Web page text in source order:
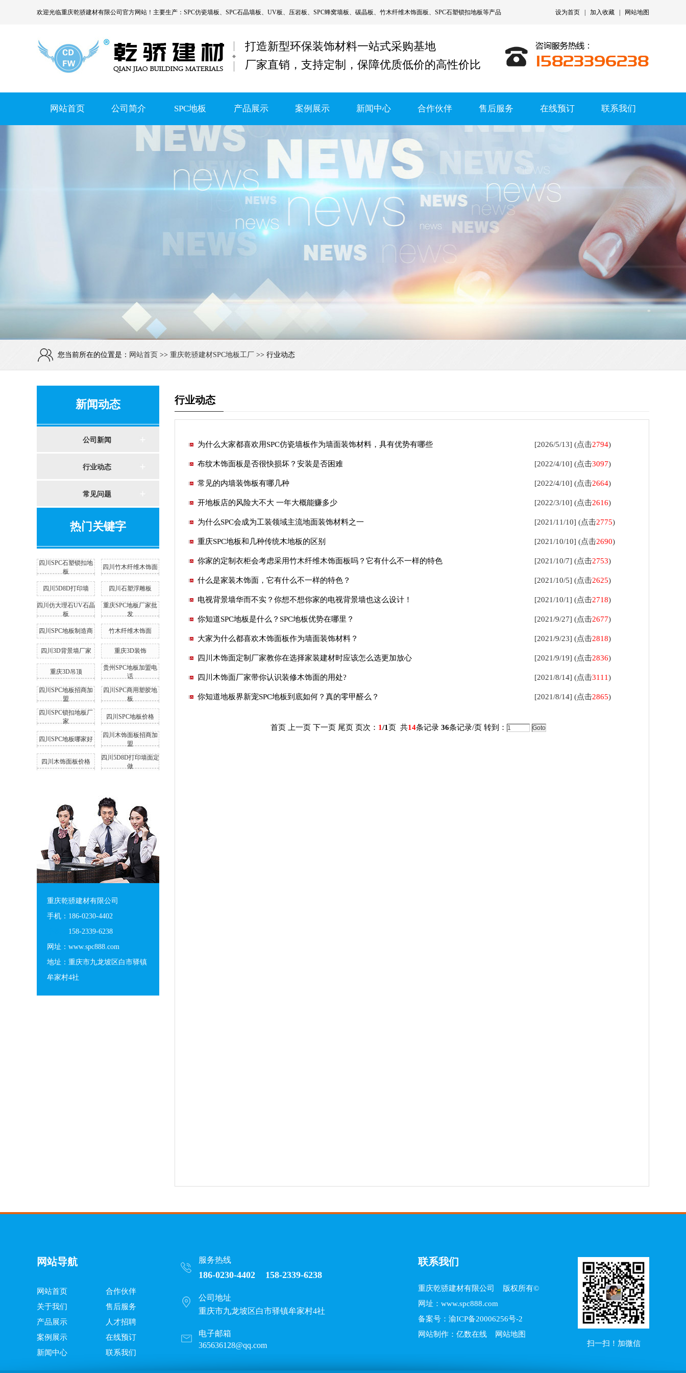
欢迎光临重庆乾骄建材有限公司 官方网站！主要生产： SPC仿瓷墙板、 SPC石晶墙板、 UV板、 压岩板、 SPC蜂窝墙板、 碳晶板、 竹木纤维木饰面板、 SPC石塑锁扣地板等产品 设为首页 加入收藏 网站地图
打造新型环保装饰材料一站式采购基地
厂家直销，支持定制，保障优质低价的高性价比
网站首页 公司简介 SPC地板 产品展示 案例展示 新闻中心 合作伙伴 售后服务 在线预订 联系我们
您当前所在的位置是： 网站首页 >> 重庆乾骄建材SPC地板工厂 >> 行业动态
新闻动态
公司新闻
行业动态
常见问题
热门关键字
四川SPC石塑锁扣地
板
四川竹木纤维木饰面
四川5D8D打印墙 四川石塑浮雕板
四川仿大理石UV石晶
板
重庆SPC地板厂家批
发
四川SPC地板制造商 竹木纤维木饰面
四川3D背景墙厂家 重庆3D装饰
重庆3D吊顶
贵州SPC地板加盟电
话
四川SPC地板招商加
盟
四川SPC商用塑胶地
板
四川SPC锁扣地板厂
家
四川SPC地板价格
四川SPC地板哪家好
四川木饰面板招商加
盟
四川木饰面板价格
四川5D8D打印墙面定
做
重庆乾骄建材有限公司
手机：186-0230-4402
158-2339-6238
网址：www.spc888.com
地址：重庆市九龙坡区白市驿镇
牟家村4社
行业动态
为什么大家都喜欢用SPC仿瓷墙板作为墙面装饰材料，具有优势有哪些 [2026/5/13] (点击2794)
布纹木饰面板是否很快损坏？安装是否困难 [2022/4/10] (点击3097)
常见的内墙装饰板有哪几种 [2022/4/10] (点击2664)
开地板店的风险大不大 一年大概能赚多少 [2022/3/10] (点击2616)
为什么SPC会成为工装领域主流地面装饰材料之一 [2021/11/10] (点击2775)
重庆SPC地板和几种传统木地板的区别 [2021/10/10] (点击2690)
你家的定制衣柜会考虑采用竹木纤维木饰面板吗？它有什么不一样的特色 [2021/10/7] (点击2753)
什么是家装木饰面，它有什么不一样的特色？ [2021/10/5] (点击2625)
电视背景墙华而不实？你想不想你家的电视背景墙也这么设计！ [2021/10/1] (点击2718)
你知道SPC地板是什么？SPC地板优势在哪里？ [2021/9/27] (点击2677)
大家为什么都喜欢木饰面板作为墙面装饰材料？ [2021/9/23] (点击2818)
四川木饰面定制厂家教你在选择家装建材时应该怎么选更加放心 [2021/9/19] (点击2836)
四川木饰面厂家带你认识装修木饰面的用处? [2021/8/14] (点击3111)
你知道地板界新宠SPC地板到底如何？真的零甲醛么？ [2021/8/14] (点击2865)
首页 上一页 下一页 尾页 页次： 1/1页 共14条记录 36条记录/页 转到：
网站导航
网站首页
关于我们
产品展示
案例展示
新闻中心
合作伙伴
售后服务
人才招聘
在线预订
联系我们
服务热线
186-0230-4402 158-2339-6238
公司地址
重庆市九龙坡区白市驿镇牟家村4社
电子邮箱
365636128@qq.com
联系我们
重庆乾骄建材有限公司
版权所有©
网址： www.spc888.com
备案号： 渝ICP备20006256号-2
网站制作：亿数在线
网站地图
扫一扫！加微信